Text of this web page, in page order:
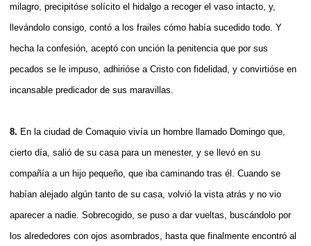
milagro, precipitóse solícito el hidalgo a recoger el vaso intacto, y,
llevándolo consigo, contó a los frailes cómo había sucedido todo. Y
hecha la confesión, aceptó con unción la penitencia que por sus
pecados se le impuso, adhirióse a Cristo con fidelidad, y convirtióse en
incansable predicador de sus maravillas.
8. En la ciudad de Comaquio vivía un hombre llamado Domingo que,
cierto día, salió de su casa para un menester, y se llevó en su
compañía a un hijo pequeño, que iba caminando tras él. Cuando se
habían alejado algún tanto de su casa, volvió la vista atrás y no vio
aparecer a nadie. Sobrecogido, se puso a dar vueltas, buscándolo por
los alrededores con ojos asombrados, hasta que finalmente encontró al